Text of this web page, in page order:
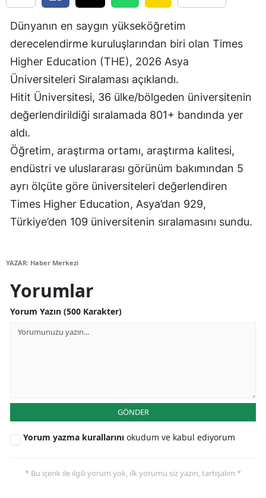
Edirne
Elazığ
Erzurum
Gaziantep
Giresun
Gümüşhane
Hakkari
Kırklareli
Dünyanın en saygın yükseköğretim
derecelendirme kuruluşlarından biri olan Times
Higher Education (THE), 2026 Asya
Üniversiteleri Sıralaması açıklandı.
Hitit Üniversitesi, 36 ülke/bölgeden üniversitenin
değerlendirildiği sıralamada 801+ bandında yer
aldı.
Öğretim, araştırma ortamı, araştırma kalitesi,
endüstri ve uluslararası görünüm bakımından 5
ayrı ölçüte göre üniversiteleri değerlendiren
Times Higher Education, Asya’dan 929,
Türkiye’den 109 üniversitenin sıralamasını sundu.
YAZAR: Haber Merkezi
Yorumlar
Yorum Yazın (500 Karakter)
GÖNDER
Yorum yazma kurallarını okudum ve kabul ediyorum
* Bu içerik ile ilgili yorum yok, ilk yorumu siz yazın, tartışalım *